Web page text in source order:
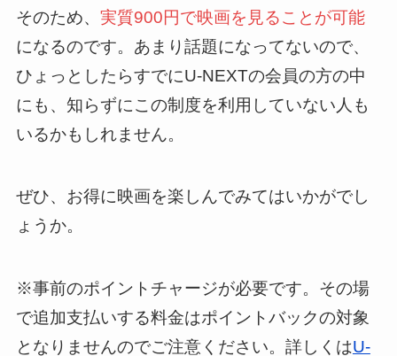
そのため、 実質900円で映画を見ることが可能
になるのです。あまり話題になってないので、
ひょっとしたらすでにU-NEXTの会員の方の中
にも、知らずにこの制度を利用していない人も
いるかもしれません。
ぜひ、お得に映画を楽しんでみてはいかがでし
ょうか。
※事前のポイントチャージが必要です。その場
で追加支払いする料金はポイントバックの対象
となりませんのでご注意ください。詳しくはU-